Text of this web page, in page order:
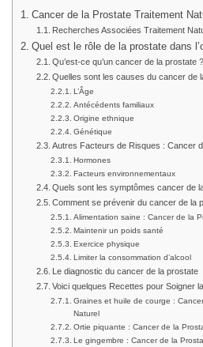
Cancer de la Prostate Traitement
Recherches Associées Traitement
Quel est le rôle de la prostate dans
Qu’est-ce qu’un cancer de la prostate ?
Quelles sont les causes du cancer de
L’Âge
Antécédents familiaux
Origine ethnique
Génétique
Autres Facteurs de Risques : Cancer
Hormones
Facteurs environnementaux
Quels sont les symptômes cancer de
Comment se prévenir du cancer de la
Alimentation saine : Cancer de la
Maintenir un poids santé
Exercice physique
Limiter la consommation d’alcool
Le diagnostic du cancer de la prostate
Voici quelques Recettes pour Soigner
Graines et huile de courge :
Naturel
Ortie piquante : Cancer de la
Le gingembre : Cancer de la